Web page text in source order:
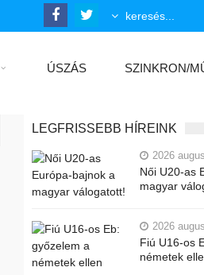
ÚSZÁS SZINKRON/
LEGFRISSEBB HÍREINK
2026
Női U20-as
magyar
2026
Fiú U16-os
németek